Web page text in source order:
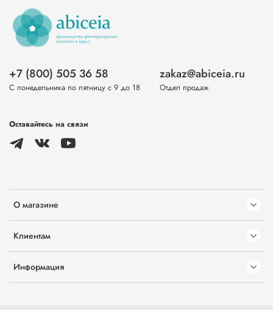
О магазине
Клиентам
Информация
+7 (800) 505 36 58
С понедельника по пятницу с 9 до 18
zakaz@abiceia.ru
Отдел продаж
Оставайтесь на связи